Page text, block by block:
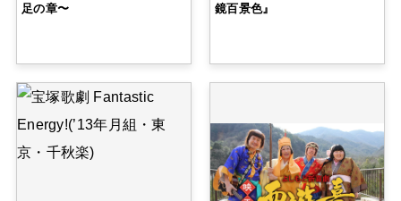
足の章〜
鏡百景色』